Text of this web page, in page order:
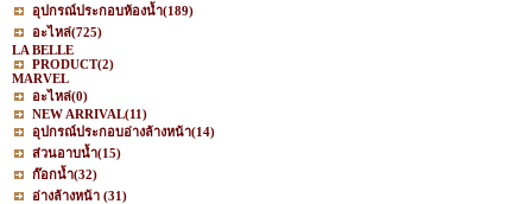
อุปกรณ์ประกอบห้องน้ำ(189)
อะไหล่(725)
LA BELLE
PRODUCT(2)
MARVEL
อะไหล่(0)
NEW ARRIVAL(11)
อุปกรณ์ประกอบอ่างล้างหน้า(14)
ส่วนอาบน้ำ(15)
ก๊อกน้ำ(32)
อ่างล้างหน้า (31)